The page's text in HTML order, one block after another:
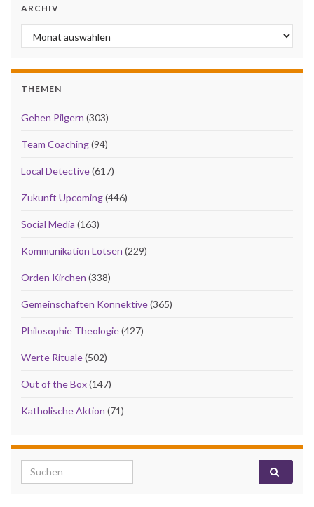
ARCHIV
Archiv
THEMEN
Gehen Pilgern (303)
Team Coaching(94)
Local Detective(617)
Zukunft Upcoming(446)
Social Media (163)
Kommunikation Lotsen (229)
Orden Kirchen (338)
Gemeinschaften Konnektive(365)
Philosophie Theologie(427)
Werte Rituale(502)
Out of the Box(147)
Katholische Aktion (71)
Search for: